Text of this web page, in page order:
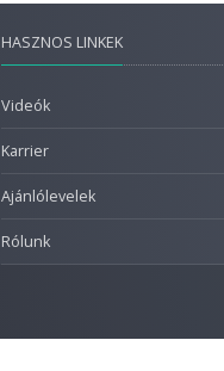
HASZNOS LINKEK
Videók
Karrier
Ajánlólevelek
Rólunk